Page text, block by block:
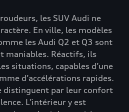
les SUV Audi ne
En ville, les modèles
les Audi Q2 et Q3 sont
maniables. Réactifs, ils
situations, capables d’une
d’accélérations rapides.
distinguent par leur confort
L’intérieur y est